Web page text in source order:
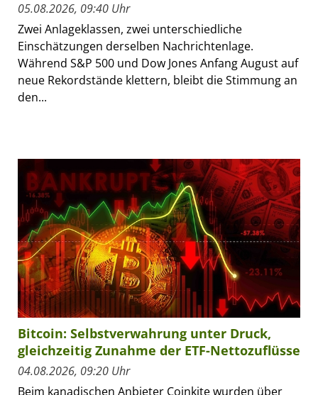
05.08.2026, 09:40 Uhr
Zwei Anlageklassen, zwei unterschiedliche
Einschätzungen derselben Nachrichtenlage.
Während S&P 500 und Dow Jones Anfang August auf
neue Rekordstände klettern, bleibt die Stimmung an
den...
Bitcoin: Selbstverwahrung unter Druck,
gleichzeitig Zunahme der ETF-Nettozuflüsse
04.08.2026, 09:20 Uhr
Beim kanadischen Anbieter Coinkite wurden über